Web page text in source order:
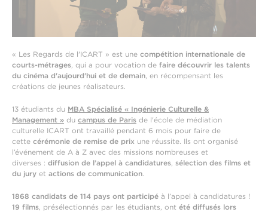
« Les Regards de l'ICART » est une compétition internationale de
courts-métrages, qui a pour vocation de faire découvrir les talents
du cinéma d'aujourd'hui et de demain, en récompensant les
créations de jeunes réalisateurs.
13 étudiants du MBA Spécialisé « Ingénierie Culturelle &
Management » du campus de Paris de l'école de médiation
culturelle ICART ont travaillé pendant 6 mois pour faire de
cette cérémonie de remise de prix une réussite. Ils ont organisé
l’événement de A à Z avec des missions nombreuses et
diverses : diffusion de l’appel à candidatures, sélection des films et
du jury et actions de communication.
1868 candidats de 114 pays ont participé à l’appel à candidatures !
19 films, présélectionnés par les étudiants, ont été diffusés lors